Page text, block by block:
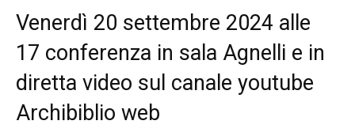
Venerdì 20 settembre 2024 alle
17 conferenza in sala Agnelli e in
diretta video sul canale youtube
Archibiblio web